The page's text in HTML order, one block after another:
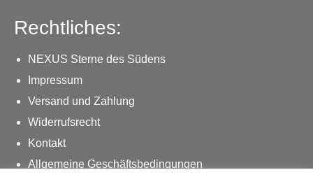
Rechtliches:
NEXUS Sterne des Südens
Impressum
Versand und Zahlung
Widerrufsrecht
Kontakt
Allgemeine Geschäftsbedingungen